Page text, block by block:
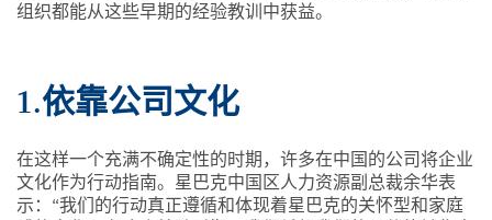
组织都能从这些早期的经验教训中获益。
1.依靠公司文化
在这样一个充满不确定性的时期，许多在中国的公司将企业
文化作为行动指南。星巴克中国区人力资源副总裁余华表
示：“我们的行动真正遵循和体现着星巴克的关怀型和家庭